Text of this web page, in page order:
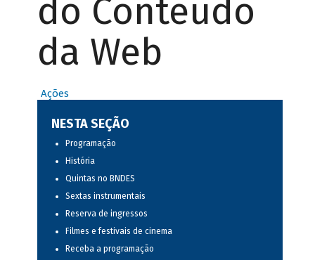
do Conteúdo
da Web
Ações
NESTA SEÇÃO
Programação
História
Quintas no BNDES
Sextas instrumentais
Reserva de ingressos
Filmes e festivais de cinema
Receba a programação